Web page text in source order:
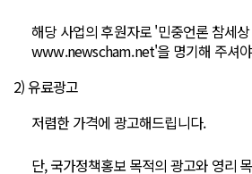
해당 사업의 후원자로 '민중언론 참세상
www.newscham.net'을 명기해 주셔
2) 유료광고
저렴한 가격에 광고해드립니다.
단, 국가정책홍보 목적의 광고와 영리